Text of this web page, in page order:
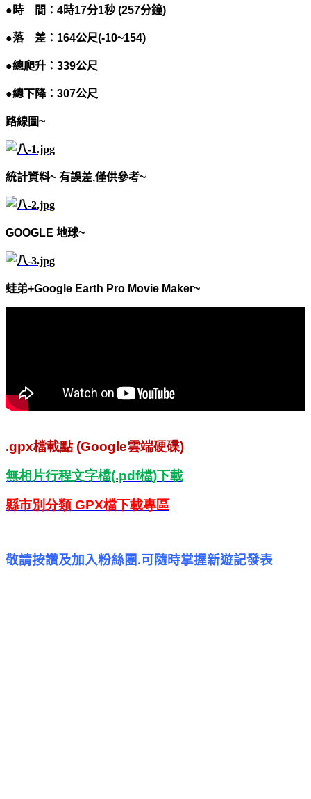
●時 間： 4時17分1秒 (257分鐘)
●落 差： 164公尺(-10~154)
●總爬升： 339公尺
●總下降： 307公尺
路線圖~
統計資料~ 有誤差,僅供參考~
GOOGLE 地球~
蛙弟+Google Earth Pro Movie Maker~
.gpx檔載點(Google雲端硬碟)
無相片行程文字檔(.pdf檔)下載
縣市別分類 GPX檔下載專區
敬請按讚及加入粉絲團 .可隨時掌握新遊記發表